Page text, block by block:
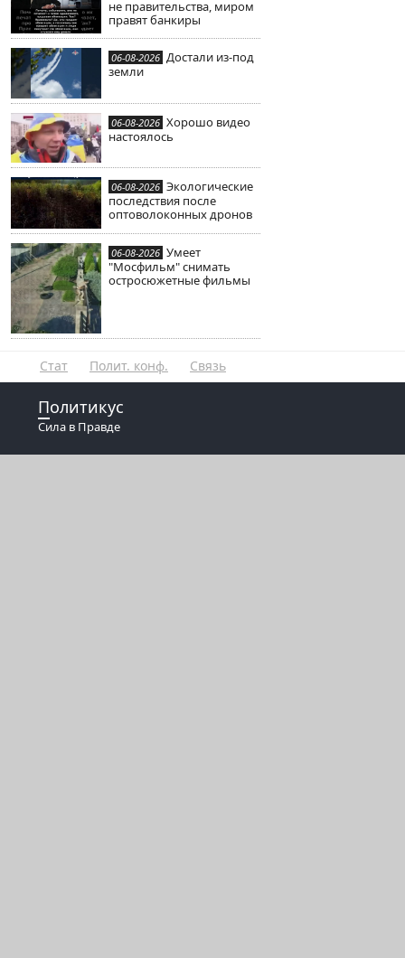
не правительства, миром
правят банкиры
06-08-2026 Достали из-под
земли
06-08-2026 Хорошо видео
настоялось
06-08-2026 Экологические
последствия после
оптоволоконных дронов
06-08-2026 Умеет
"Мосфильм" снимать
остросюжетные фильмы
Стат Полит. конф. Связь
Политикус
Сила в Правде